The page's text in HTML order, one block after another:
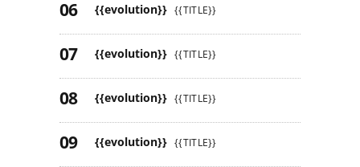
{{evolution}} {{TITLE}}
{{evolution}} {{TITLE}}
{{evolution}} {{TITLE}}
{{evolution}} {{TITLE}}